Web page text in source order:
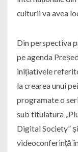
culturii va avea
Din perspectiva
pe agenda
inițiativele
la crearea unui
programate o
sub titulatura
Digital Society”
videoconferință